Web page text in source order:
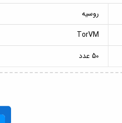
روسیه
TorVM
50 عدد